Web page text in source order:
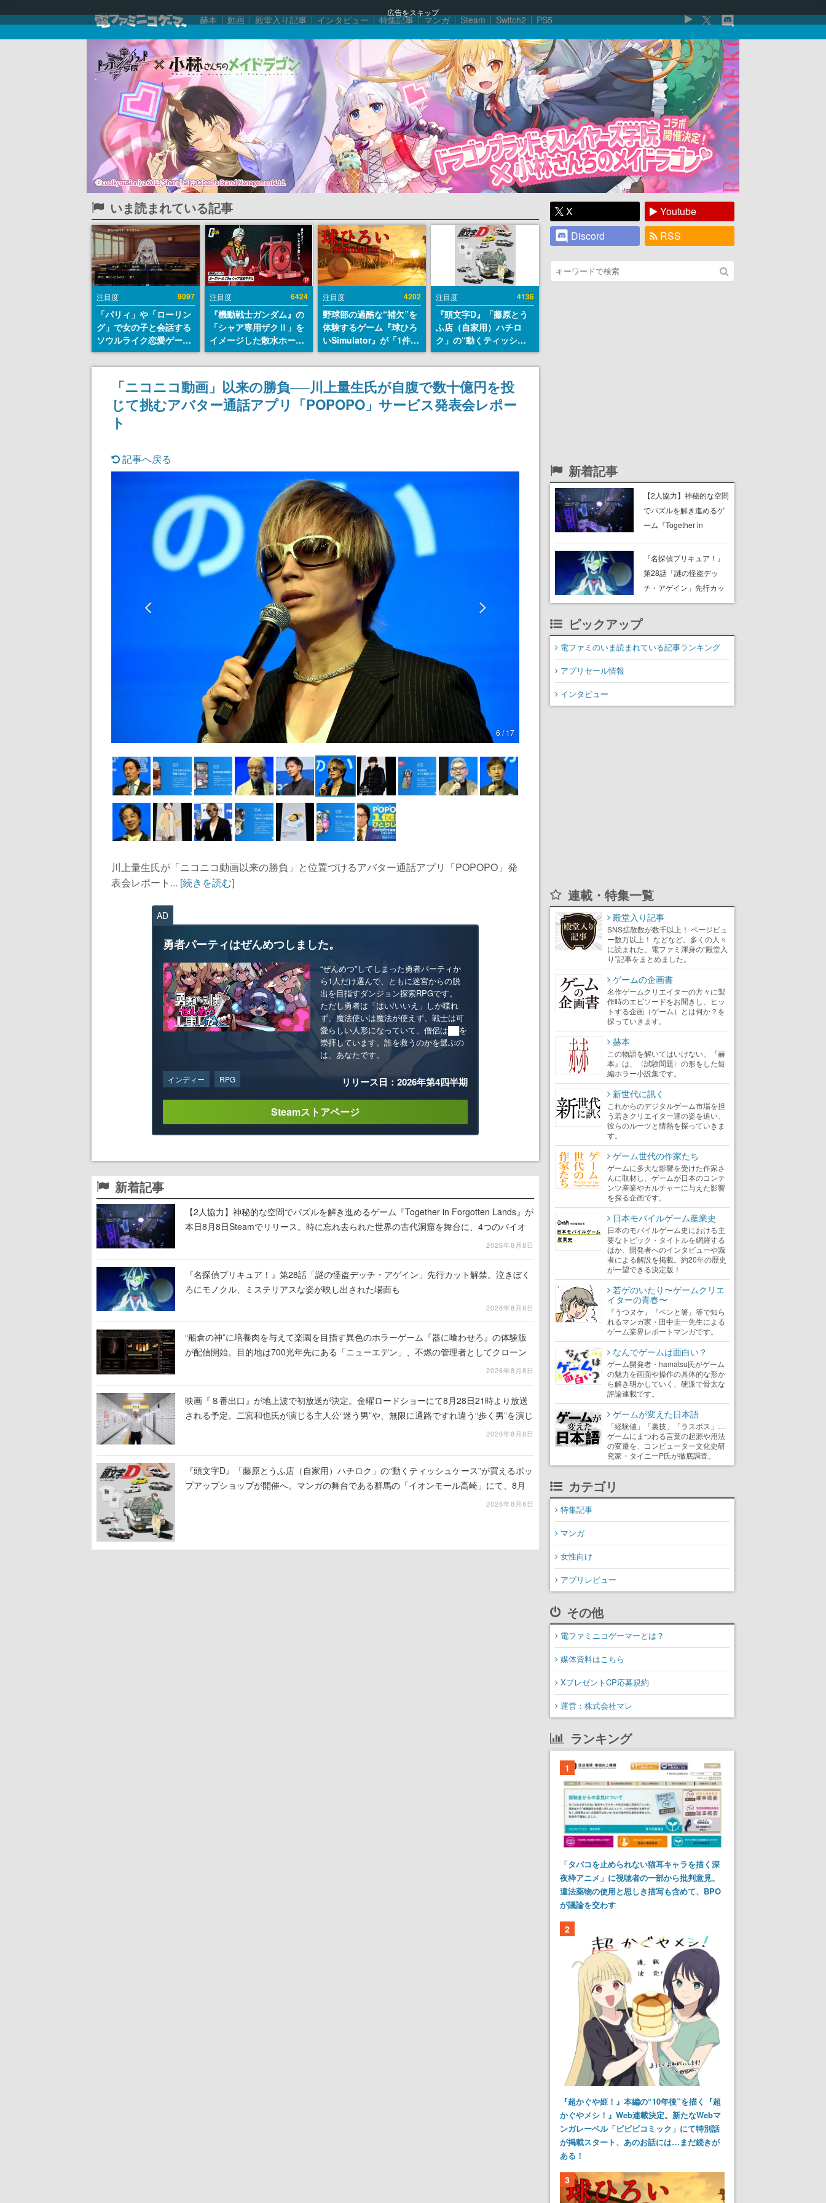
広告をスキップ
赫本 動画 殿堂入り記事 インタビュー 特集記事 マンガ Steam Switch2 PS5
いま読まれている記事
注目度 9097
「パリィ」や「ローリン
グ」で女の子と会話する
ソウルライク恋愛ゲーム
『小早川さんはソウルラ
イク』無料公開。返事に
失敗すると「YOU
DIED」
注目度 6424
『機動戦士ガンダム』の
「シャア専用ザクⅡ」を
イメージした散水ホース
リールが予約開始。本体
にはシャアのパーソナル
マークやジオン公国軍の
エンブレム、型式番号な
どを配置
注目度 4202
野球部の過酷な“補欠”を
体験するゲーム『球ひろ
いSimulator』が「1件」
のウィッシュリストをも
とにチェコ語に対応し
SNSで話題に。『キング
ダム・カム』開発元やチ
ェコのプロ野球選手から
注目度 4136
『頭文字D』「藤原とう
ふ店（自家用）ハチロ
ク」の“動くティッシュ
ケース”が買えるポップ
アップショップが開催
へ。マンガの舞台である
群馬の「イオンモール高
崎」にて、8月11日から8
「ニコニコ動画」以来の勝負──川上量生氏が自腹で数十億円を投
じて挑むアバター通話アプリ「POPOPO」サービス発表会レポー
ト
記事へ戻る
6 / 17
川上量生氏が「ニコニコ動画以来の勝負」と位置づけるアバター通話アプリ「POPOPO」発
表会レポート... [続きを読む]
AD
勇者パーティはぜんめつしました。
“ぜんめつ”してしまった勇者パーティか
ら1人だけ選んで、ともに迷宮からの脱
出を目指すダンジョン探索RPGです。
ただし勇者は「はい/いいえ」しか喋れ
ず、魔法使いは魔法が使えず、戦士は可
愛らしい人形になっていて、僧侶は██を
崇拝しています。誰を救うのかを選ぶの
は、あなたです。
インディー RPG リリース日：2026年第4四半期
Steamストアページ
新着記事
【2人協力】神秘的な空間でパズルを解き進めるゲーム『Together in Forgotten Lands』が
本日8月8日Steamでリリース。時に忘れ去られた世界の古代洞窟を舞台に、4つのバイオ
2026年8月8日
『名探偵プリキュア！』第28話「謎の怪盗デッチ・アゲイン」先行カット解禁。泣きぼく
ろにモノクル、ミステリアスな姿が映し出された場面も
2026年8月8日
“船倉の神”に培養肉を与えて楽園を目指す異色のホラーゲーム『器に喰わせろ』の体験版
が配信開始。目的地は700光年先にある「ニューエデン」、不燃の管理者としてクローン
2026年8月8日
映画『８番出口』が地上波で初放送が決定。金曜ロードショーにて8月28日21時より放送
される予定。二宮和也氏が演じる主人公“迷う男”や、無限に通路ですれ違う“歩く男”を演じ
2026年8月8日
『頭文字D』「藤原とうふ店（自家用）ハチロク」の“動くティッシュケース”が買えるポッ
プアップショップが開催へ。マンガの舞台である群馬の「イオンモール高崎」にて、8月
2026年8月8日
X
Youtube
Discord
RSS
新着記事
【2人協力】神秘的な空間
でパズルを解き進めるゲ
ーム『Together in
8月8日Steamでリリー
ス。時に忘れ去られた世
界の古代洞窟を舞台に、4
『名探偵プリキュア！』
第28話「謎の怪盗デッ
チ・アゲイン」先行カッ
ト解禁。泣きぼくろにモ
ピックアップ
電ファミのいま読まれている記事ランキング
アプリセール情報
インタビュー
連載・特集一覧
殿堂入り記事
SNS拡散数が数千以上！ ページビュ
ー数万以上！ などなど。多くの人々
に読まれた、電ファミ渾身の“殿堂入
り”記事をまとめました。
ゲームの企画書
名作ゲームクリエイターの方々に製
作時のエピソードをお聞きし、ヒッ
トする企画（ゲーム）とは何か？を
探っていきます。
赫本
この物語を解いてはいけない。『赫
本』は、〈試験問題〉の形をした短
編ホラー小説集です。
新世代に訊く
これからのデジタルゲーム市場を担
う若きクリエイター達の姿を追い、
彼らのルーツと情熱を探っていきま
す。
ゲーム世代の作家たち
ゲームに多大な影響を受けた作家さ
んに取材し、ゲームが日本のコンテ
ンツ産業やカルチャーに与えた影響
を探る企画です。
日本モバイルゲーム産業史
日本のモバイルゲーム史における主
要なトピック・タイトルを網羅する
ほか、開発者へのインタビューや識
者による解説を掲載。約20年の歴史
が一望できる決定版！
若ゲのいたり〜ゲームクリエ
イターの青春〜
『うつヌケ』『ペンと箸』等で知ら
れるマンガ家・田中圭一先生による
ゲーム業界レポートマンガです。
なんでゲームは面白い？
ゲーム開発者・hamatsu氏がゲーム
の魅力を画面や操作の具体的な形か
ら解き明かしていく、硬派で骨太な
評論連載です。
ゲームが変えた日本語
「経験値」「裏技」「ラスボス」…
ゲームにまつわる言葉の起源や用法
の変遷を、コンピューター文化史研
究家・タイニーP氏が徹底調査。
カテゴリ
特集記事
マンガ
女性向け
アプリレビュー
その他
電ファミニコゲーマーとは？
媒体資料はこちら
XプレゼントCP応募規約
運営：株式会社マレ
ランキング
1
「タバコを止められない猫耳キャラを描く深
夜枠アニメ」に視聴者の一部から批判意見。
違法薬物の使用と思しき描写も含めて、BPO
が議論を交わす
2
『超かぐや姫！』本編の“10年後”を描く『超
かぐやメシ！』Web連載決定。新たなWebマ
ンガレーベル「ビビビコミック」にて特別話
が掲載スタート、あのお話には…まだ続きが
ある！
3